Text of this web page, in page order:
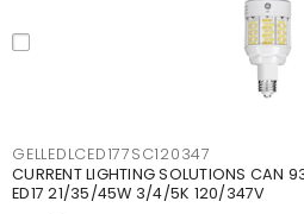
GELLEDLCED177SC120347
CURRENT LIGHTING SOLUTIONS CAN
ED17 21/35/45W 3/4/5K 120/347V